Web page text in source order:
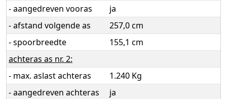
- aangedreven vooras
ja
- afstand volgende as
257,0 cm
- spoorbreedte
155,1 cm
achteras as nr. 2:
- max. aslast achteras
1.240 Kg
- aangedreven achteras
ja